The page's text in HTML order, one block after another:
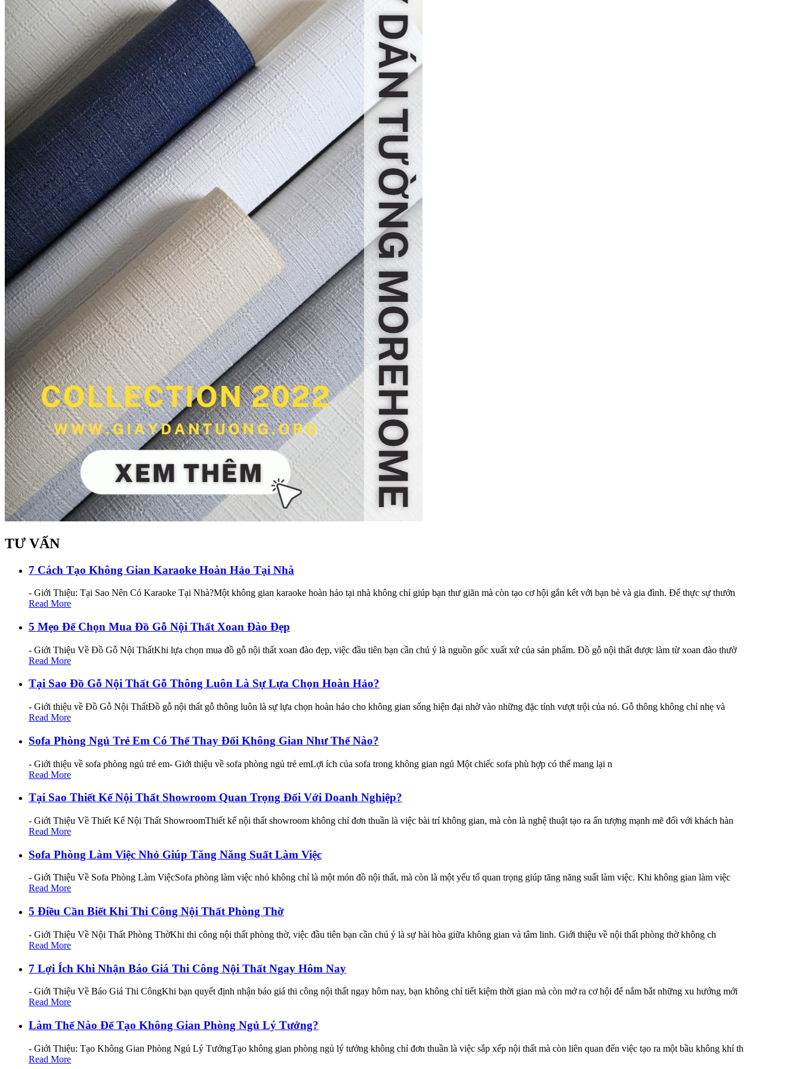
TƯ VẤN
7 Cách Tạo Không Gian Karaoke Hoàn Hảo Tại Nhà
- Giới Thiệu: Tại Sao Nên Có Karaoke Tại Nhà?Một không gian karaoke hoàn hảo tại nhà không chỉ giúp bạn thư giãn mà còn tạo cơ hội gắn kết với bạn bè và gia đình. Để thực sự thưởn
Read More
5 Mẹo Để Chọn Mua Đồ Gỗ Nội Thất Xoan Đào Đẹp
- Giới Thiệu Về Đồ Gỗ Nội ThấtKhi lựa chọn mua đồ gỗ nội thất xoan đào đẹp, việc đầu tiên bạn cần chú ý là nguồn gốc xuất xứ của sản phẩm. Đồ gỗ nội thất được làm từ xoan đào thườ
Read More
Tại Sao Đồ Gỗ Nội Thất Gỗ Thông Luôn Là Sự Lựa Chọn Hoàn Hảo?
- Giới thiệu về Đồ Gỗ Nội ThấtĐồ gỗ nội thất gỗ thông luôn là sự lựa chọn hoàn hảo cho không gian sống hiện đại nhờ vào những đặc tính vượt trội của nó. Gỗ thông không chỉ nhẹ và
Read More
Sofa Phòng Ngủ Trẻ Em Có Thể Thay Đổi Không Gian Như Thế Nào?
- Giới thiệu về sofa phòng ngủ trẻ em- Giới thiệu về sofa phòng ngủ trẻ emLợi ích của sofa trong không gian ngủ Một chiếc sofa phù hợp có thể mang lại n
Read More
Tại Sao Thiết Kế Nội Thất Showroom Quan Trọng Đối Với Doanh Nghiệp?
- Giới Thiệu Về Thiết Kế Nội Thất ShowroomThiết kế nội thất showroom không chỉ đơn thuần là việc bài trí không gian, mà còn là nghệ thuật tạo ra ấn tượng mạnh mẽ đối với khách hàn
Read More
Sofa Phòng Làm Việc Nhỏ Giúp Tăng Năng Suất Làm Việc
- Giới Thiệu Về Sofa Phòng Làm ViệcSofa phòng làm việc nhỏ không chỉ là một món đồ nội thất, mà còn là một yếu tố quan trọng giúp tăng năng suất làm việc. Khi không gian làm việc
Read More
5 Điều Cần Biết Khi Thi Công Nội Thất Phòng Thờ
- Giới Thiệu Về Nội Thất Phòng ThờKhi thi công nội thất phòng thờ, việc đầu tiên bạn cần chú ý là sự hài hòa giữa không gian và tâm linh. Giới thiệu về nội thất phòng thờ không ch
Read More
7 Lợi Ích Khi Nhận Báo Giá Thi Công Nội Thất Ngay Hôm Nay
- Giới Thiệu Về Báo Giá Thi CôngKhi bạn quyết định nhận báo giá thi công nội thất ngay hôm nay, bạn không chỉ tiết kiệm thời gian mà còn mở ra cơ hội để nắm bắt những xu hướng mới
Read More
Làm Thế Nào Để Tạo Không Gian Phòng Ngủ Lý Tưởng?
- Giới Thiệu: Tạo Không Gian Phòng Ngủ Lý TưởngTạo không gian phòng ngủ lý tưởng không chỉ đơn thuần là việc sắp xếp nội thất mà còn liên quan đến việc tạo ra một bầu không khí th
Read More